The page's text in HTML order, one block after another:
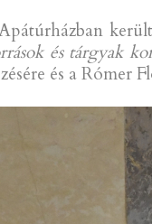
és tárgyak
és a